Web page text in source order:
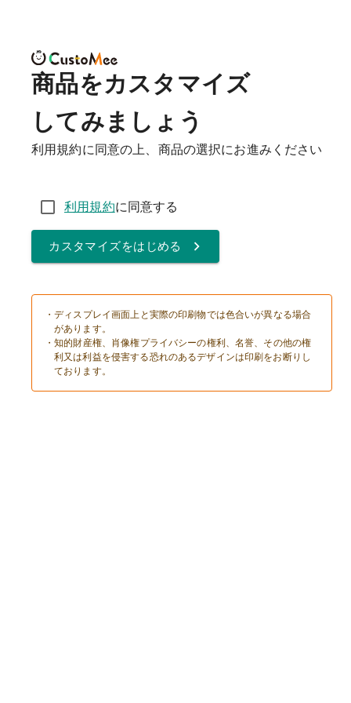
商品をカスタマイズ
してみましょう
利用規約に同意の上、商品の選択にお進みください
利用規約に同意する
カスタマイズをはじめる
・ディスプレイ画面上と実際の印刷物では色合いが異なる場合
があります。
・知的財産権、肖像権プライバシーの権利、名誉、その他の権
利又は利益を侵害する恐れのあるデザインは印刷をお断りし
ております。